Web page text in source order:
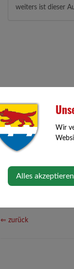
weiters ist dieser
⇐ zurück
Wir
Alles akzeptieren